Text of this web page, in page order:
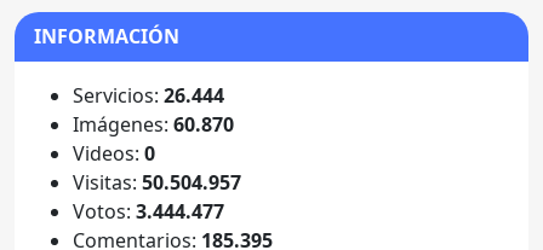
INFORMACIÓN
Servicios: 26.444
Imágenes: 60.870
Videos: 0
Visitas: 50.504.957
Votos: 3.444.477
Comentarios: 185.395